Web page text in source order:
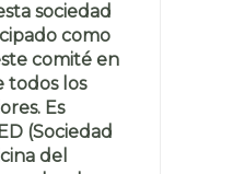
sociedad
como
comité en
todos los
Es
(Sociedad
del